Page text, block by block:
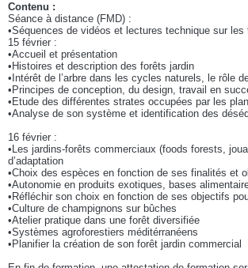
Contenu :
Séance à distance (FMD) :
•Séquences de vidéos et lectures technique sur
15 février :
•Accueil et présentation
•Histoires et description des forêts jardin
•Intérêt de l’arbre dans les cycles naturels, le rôle
•Principes de conception, du design, travail en
•Etude des différentes strates occupées par les
•Analyse de son système et identification des
16 février :
•Les jardins-forêts commerciaux (foods forests,
d’adaptation
•Choix des espèces en fonction de ses finalités et
•Autonomie en produits exotiques, bases
•Réfléchir son choix en fonction de ses objectifs
•Culture de champignons sur bûches
•Atelier pratique dans une forêt diversifiée
•Systèmes agroforestiers méditérranéens
•Planifier la création de son forêt jardin commercial